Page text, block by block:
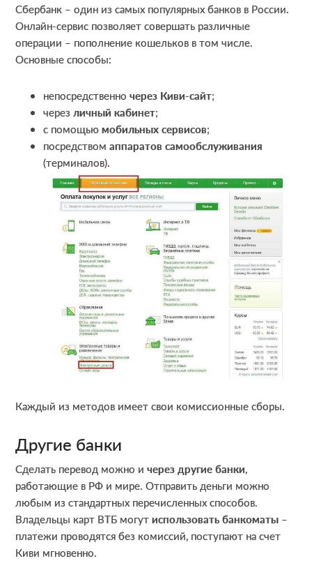
Сбербанк – один из самых популярных банков в России.
Онлайн-сервис позволяет совершать различные
операции – пополнение кошельков в том числе.
Основные способы:
непосредственночерез Киви-сайт;
через личный кабинет;
с помощьюмобильных сервисов;
посредствомаппаратов самообслуживания
(терминалов).
Каждый из методов имеет свои комиссионные сборы.
Другие банки
Сделать перевод можно ичерез другие банки,
работающие в РФ и мире. Отправить деньги можно
любым из стандартных перечисленных способов.
Владельцы карт ВТБ могутиспользовать банкоматы –
платежи проводятся без комиссий, поступают на счет
Киви мгновенно.